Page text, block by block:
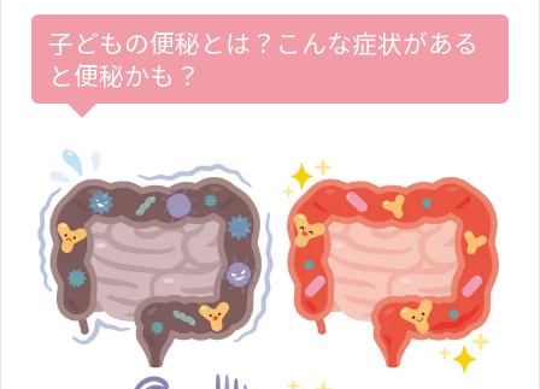
子どもの便秘とは？こんな症状がある
と便秘かも？